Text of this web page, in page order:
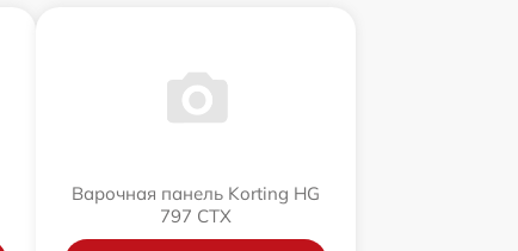
Варочная панель Korting HG
797 CTX